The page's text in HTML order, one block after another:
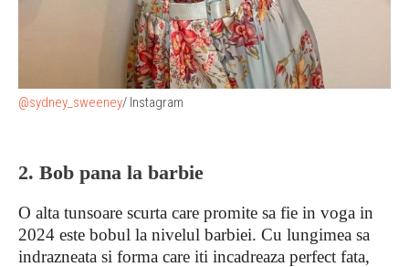
@sydney_sweeney/ Instagram
2. Bob pana la barbie
O alta tunsoare scurta care promite sa fie in voga in
2024 este bobul la nivelul barbiei. Cu lungimea sa
indrazneata si forma care iti incadreaza perfect fata,